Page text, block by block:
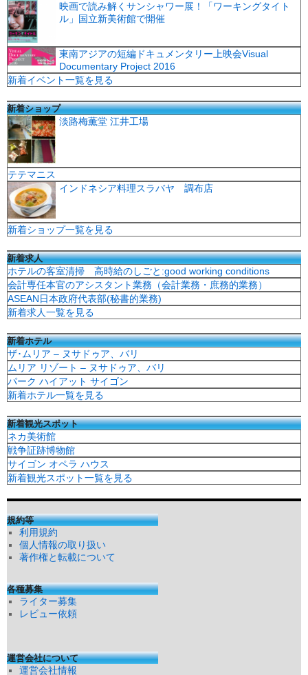
映画で読み解くサンシャワー展！「ワーキングタイト
ル」国立新美術館で開催
東南アジアの短編ドキュメンタリー上映会Visual
Documentary Project 2016
新着イベント一覧を見る
新着ショップ
淡路梅薫堂 江井工場
テテマニス
インドネシア料理スラバヤ 調布店
新着ショップ一覧を見る
新着求人
ホテルの客室清掃 高時給のしごと:good working conditions
会計専任本官のアシスタント業務（会計業務・庶務的業務）
ASEAN日本政府代表部(秘書的業務)
新着求人一覧を見る
新着ホテル
ザ･ムリア – ヌサドゥア、バリ
ムリア リゾート – ヌサドゥア、バリ
パーク ハイアット サイゴン
新着ホテル一覧を見る
新着観光スポット
ネカ美術館
戦争証跡博物館
サイゴン オペラ ハウス
新着観光スポット一覧を見る
規約等
利用規約
個人情報の取り扱い
著作権と転載について
各種募集
ライター募集
レビュー依頼
運営会社について
運営会社情報